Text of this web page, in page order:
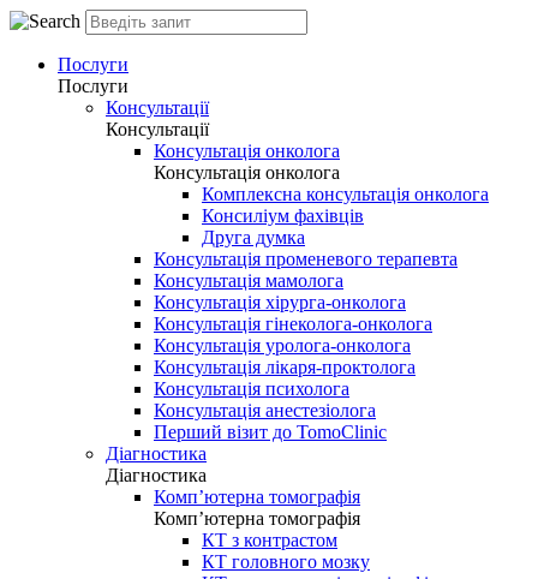
Послуги
Послуги
Консультації
Консультації
Консультація онколога
Консультація онколога
Комплексна консультація онколога
Консиліум фахівців
Друга думка
Консультація променевого терапевта
Консультація мамолога
Консультація хірурга-онколога
Консультація гінеколога-онколога
Консультація уролога-онколога
Консультація лікаря-проктолога
Консультація психолога
Консультація анестезіолога
Перший візит до TomoClinic
Діагностика
Діагностика
Комп’ютерна томографія
Комп’ютерна томографія
КТ з контрастом
КТ головного мозку